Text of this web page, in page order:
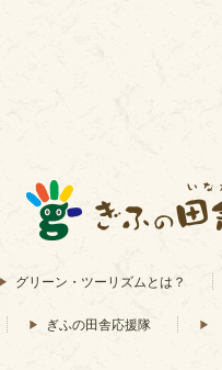
グリーン・ツーリズムとは？
ぎふの田舎応援隊